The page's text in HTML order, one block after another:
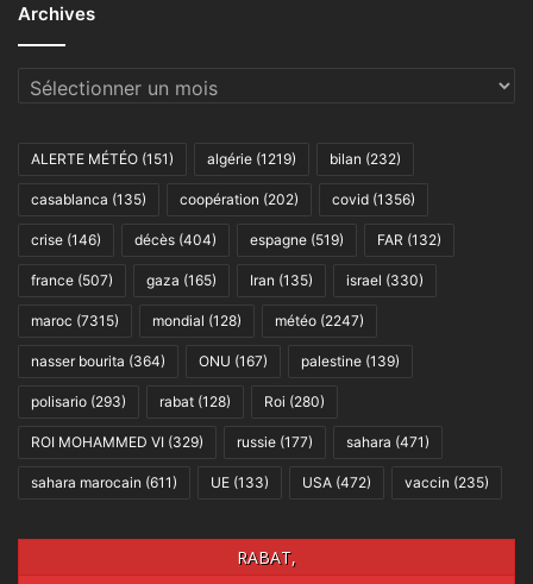
Archives
Archives
ALERTE MÉTÉO (151) algérie (1219) bilan (232)
casablanca (135) coopération (202) covid (1356)
crise (146) décès (404) espagne (519) FAR (132)
france (507) gaza (165) Iran (135) israel (330)
maroc (7315) mondial (128) météo (2247)
nasser bourita (364) ONU (167) palestine (139)
polisario (293) rabat (128) Roi (280)
ROI MOHAMMED VI (329) russie (177) sahara (471)
sahara marocain (611) UE (133) USA (472) vaccin (235)
RABAT,